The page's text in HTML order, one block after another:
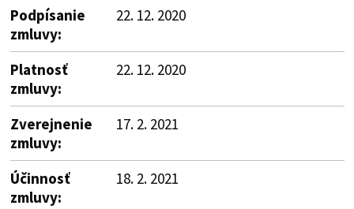
Podpísanie
zmluvy:
22. 12. 2020
Platnosť
zmluvy:
22. 12. 2020
Zverejnenie
zmluvy:
17. 2. 2021
Účinnosť
zmluvy:
18. 2. 2021